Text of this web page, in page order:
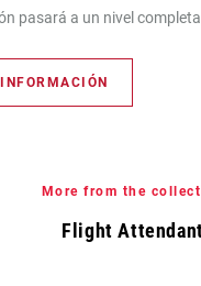
pasará a un nivel
More from the
Flight